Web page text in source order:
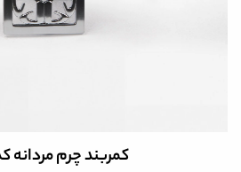
کمربند چرم مردانه کد 4024